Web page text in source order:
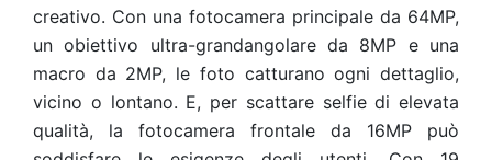
creativo. Con una fotocamera principale da 64MP,
un obiettivo ultra-grandangolare da 8MP e una
macro da 2MP, le foto catturano ogni dettaglio,
vicino o lontano. E, per scattare selfie di elevata
qualità, la fotocamera frontale da 16MP può